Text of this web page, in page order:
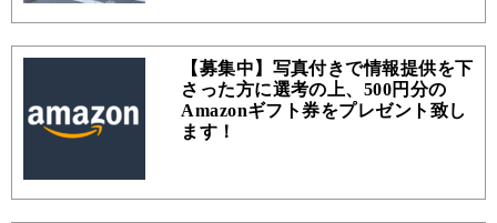
【募集中】写真付きで情報提供を下
さった方に選考の上、500円分の
Amazonギフト券をプレゼント致し
ます！